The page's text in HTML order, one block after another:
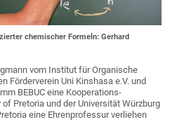
chemischer Formeln: Gerhard
vom Institut für Organische
Förderverein Uni Kinshasa e.V. und
BEBUC eine Kooperations-
Pretoria und der Universität Würzburg
eine Ehrenprofessur verliehen